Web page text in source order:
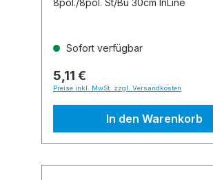
8pol./8pol. St/Bu 30cm InLine
Sofort verfügbar
5,11 €
Preise inkl. MwSt. zzgl. Versandkosten
In den Warenkorb